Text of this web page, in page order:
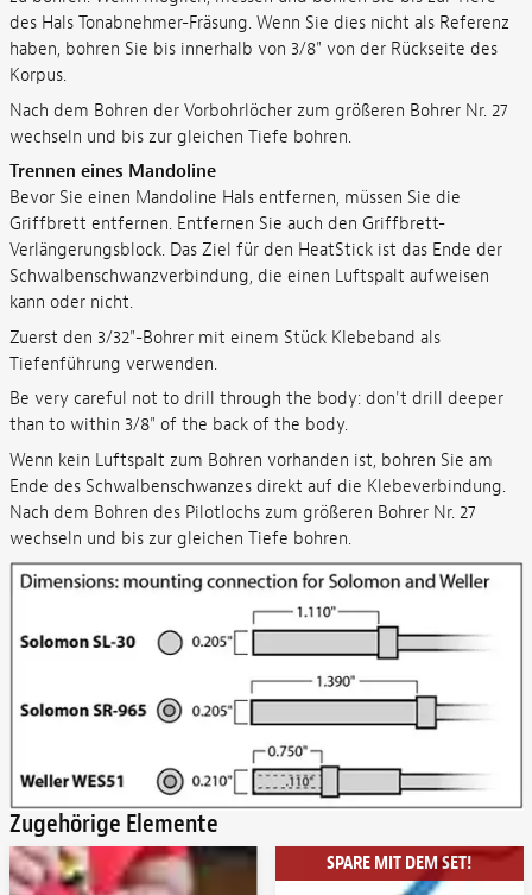
des Hals Tonabnehmer-Fräsung. Wenn Sie dies nicht als Referenz
haben, bohren Sie bis innerhalb von 3/8" von der Rückseite des
Korpus.
Nach dem Bohren der Vorbohrlöcher zum größeren Bohrer Nr. 27
wechseln und bis zur gleichen Tiefe bohren.
Trennen eines Mandoline
Bevor Sie einen Mandoline Hals entfernen, müssen Sie die
Griffbrett entfernen. Entfernen Sie auch den Griffbrett-
Verlängerungsblock. Das Ziel für den HeatStick ist das Ende der
Schwalbenschwanzverbindung, die einen Luftspalt aufweisen
kann oder nicht.
Zuerst den 3/32"-Bohrer mit einem Stück Klebeband als
Tiefenführung verwenden.
Be very careful not to drill through the body: don't drill deeper
than to within 3/8" of the back of the body.
Wenn kein Luftspalt zum Bohren vorhanden ist, bohren Sie am
Ende des Schwalbenschwanzes direkt auf die Klebeverbindung.
Nach dem Bohren des Pilotlochs zum größeren Bohrer Nr. 27
wechseln und bis zur gleichen Tiefe bohren.
Zugehörige Elemente
SPARE MIT DEM SET!